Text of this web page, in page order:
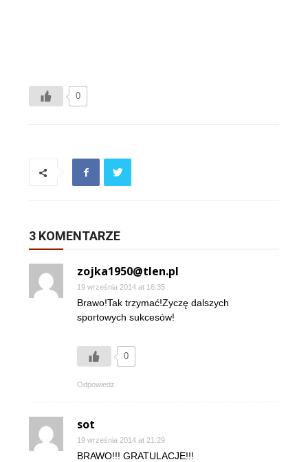
0
3 KOMENTARZE
zojka1950@tlen.pl
19 września 2014 at 16:35
Brawo!Tak trzymać!Zyczę dalszych
sportowych sukcesów!
0
Odpowiedz
sot
19 września 2014 at 21:29
BRAWO!!! GRATULACJE!!!